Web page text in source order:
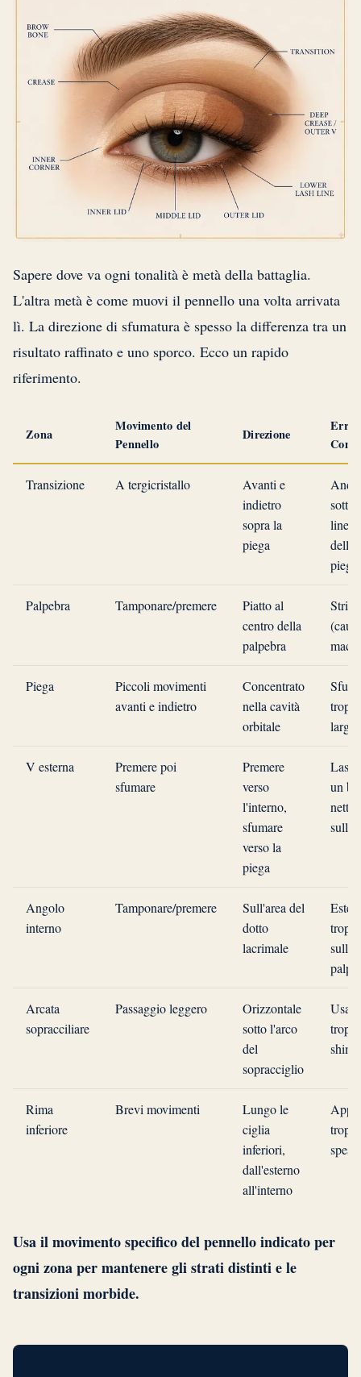
Sapere dove va ogni tonalità è metà della battaglia.
L'altra metà è come muovi il pennello una volta arrivata
lì. La direzione di sfumatura è spesso la differenza tra un
risultato raffinato e uno sporco. Ecco un rapido
riferimento.
Zona
Movimento del
Pennello
Direzione
Transizione A tergicristallo
Avanti e
indietro
sopra la
piega
sotto
linea
della
piega
Palpebra Tamponare/premere
Piatto al
centro della
palpebra
Piega
Piccoli movimenti
avanti e indietro
Concentrato
nella cavità
orbitale
largo
V esterna
Premere poi
sfumare
Premere
verso
l'interno,
sfumare
verso la
piega
un
netto
sulla
Angolo
interno
Tamponare/premere
Sull'area del
dotto
lacrimale
sulla
Arcata
sopracciliare
Passaggio leggero
Orizzontale
sotto l'arco
del
sopracciglio
Usare
Rima
inferiore
Brevi movimenti
Lungo le
ciglia
inferiori,
dall'esterno
all'interno
Usa il movimento specifico del pennello indicato per
ogni zona per mantenere gli strati distinti e le
transizioni morbide.